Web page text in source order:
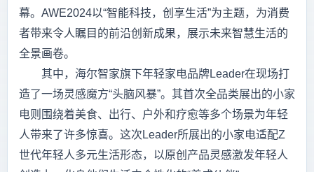
幕。AWE2024以“智能科技，创享生活”为主题，为消费
者带来令人瞩目的前沿创新成果，展示未来智慧生活的
全景画卷。
其中，海尔智家旗下年轻家电品牌Leader在现场打
造了一场灵感魔方“头脑风暴”。其首次全品类展出的小家
电则围绕着美食、出行、户外和疗愈等多个场景为年轻
人带来了许多惊喜。这次Leader所展出的小家电适配Z
世代年轻人多元生活形态，以原创产品灵感激发年轻人